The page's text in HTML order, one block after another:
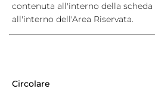
Federazione Trasparente
contenuta all'interno della scheda
all'interno dell'Area Riservata.
Circolare